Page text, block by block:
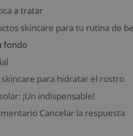
a tratar
skincare para tu rutina de
fondo
para hidratar el rostro
¡Un indispensable!
Cancelar la respuesta